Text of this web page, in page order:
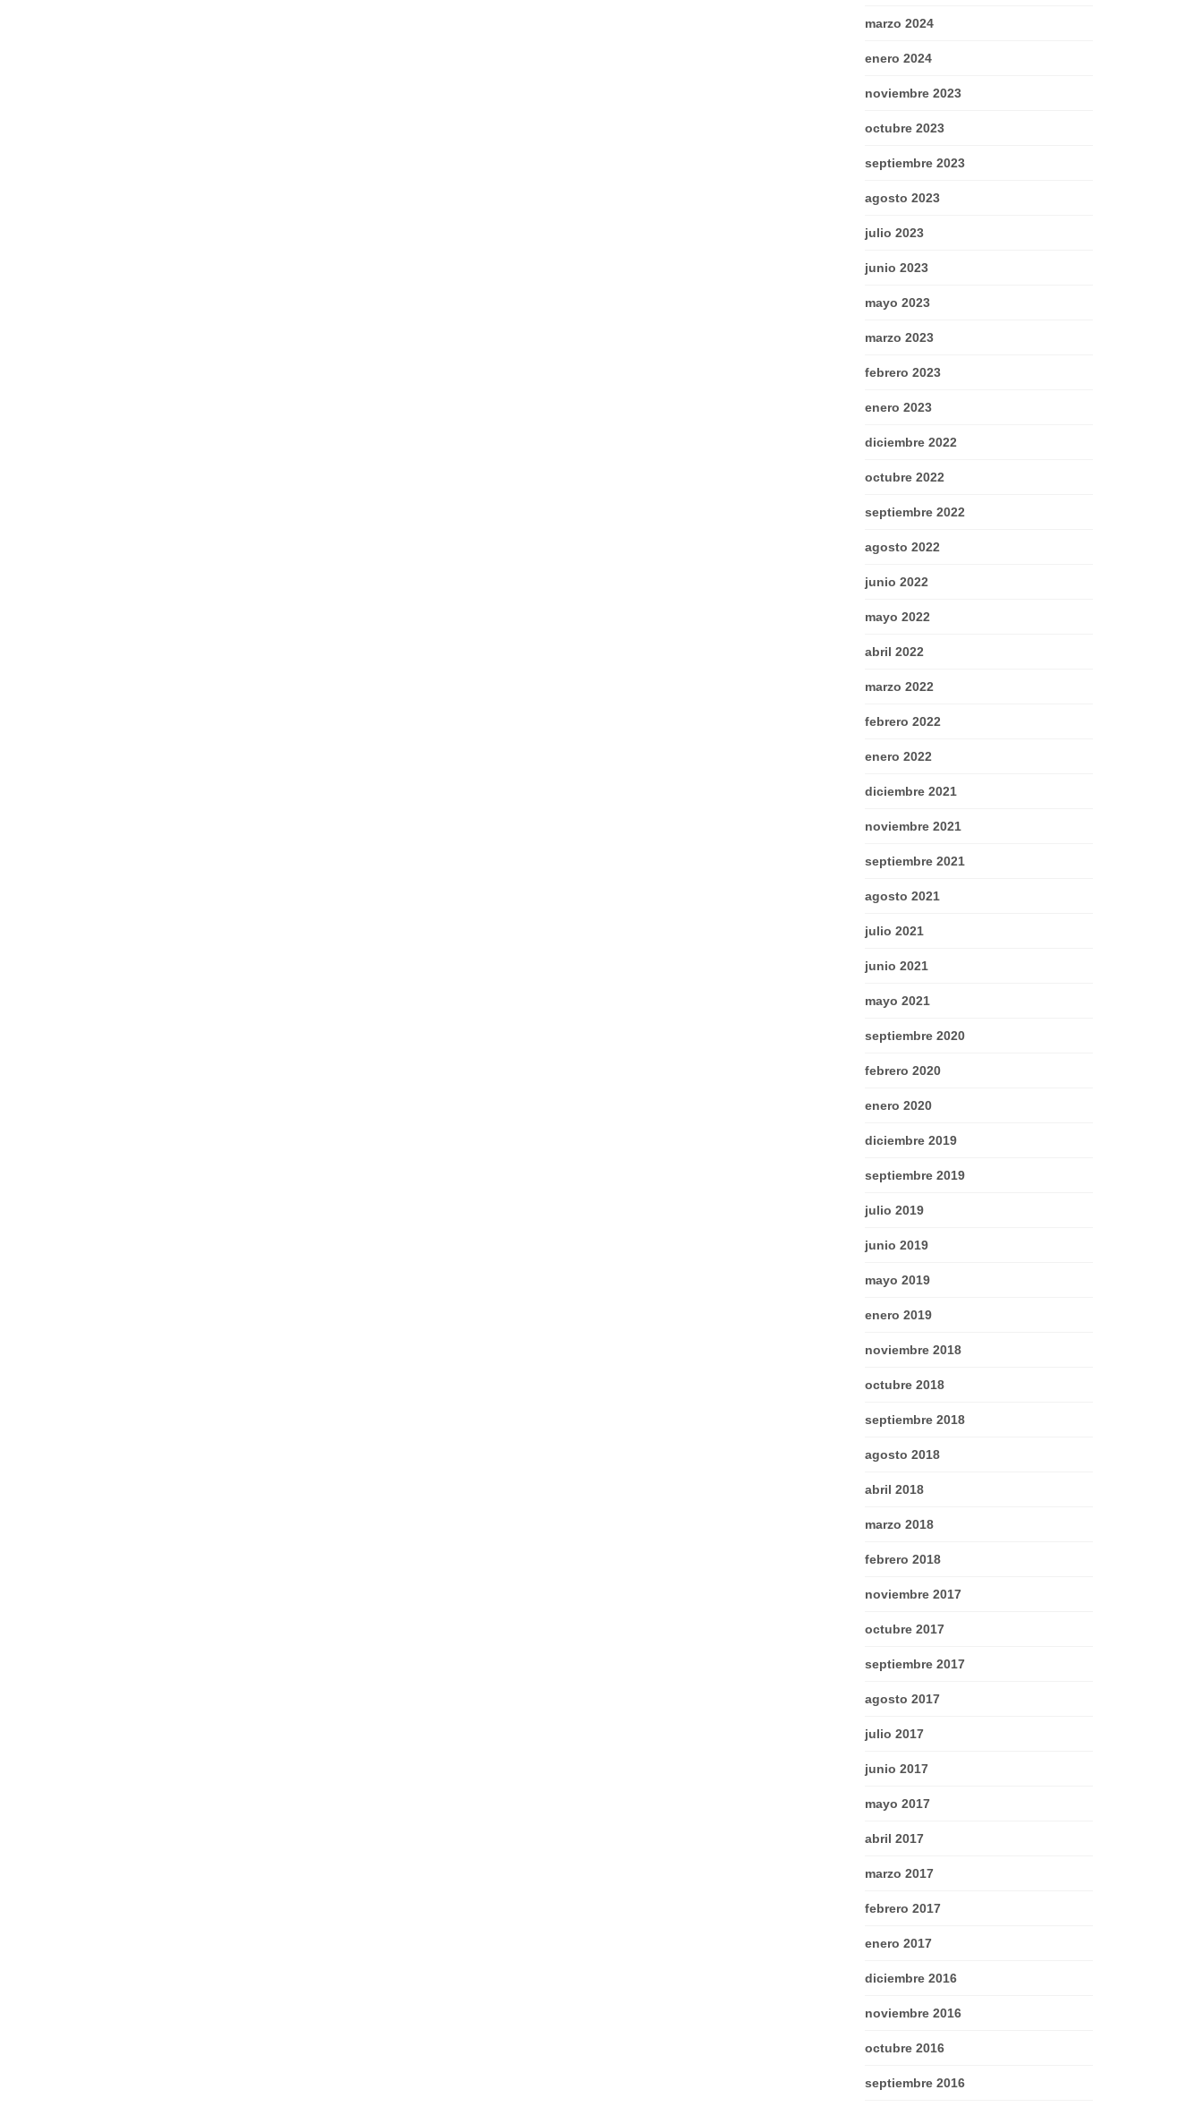
marzo 2024
enero 2024
noviembre 2023
octubre 2023
septiembre 2023
agosto 2023
julio 2023
junio 2023
mayo 2023
marzo 2023
febrero 2023
enero 2023
diciembre 2022
octubre 2022
septiembre 2022
agosto 2022
junio 2022
mayo 2022
abril 2022
marzo 2022
febrero 2022
enero 2022
diciembre 2021
noviembre 2021
septiembre 2021
agosto 2021
julio 2021
junio 2021
mayo 2021
septiembre 2020
febrero 2020
enero 2020
diciembre 2019
septiembre 2019
julio 2019
junio 2019
mayo 2019
enero 2019
noviembre 2018
octubre 2018
septiembre 2018
agosto 2018
abril 2018
marzo 2018
febrero 2018
noviembre 2017
octubre 2017
septiembre 2017
agosto 2017
julio 2017
junio 2017
mayo 2017
abril 2017
marzo 2017
febrero 2017
enero 2017
diciembre 2016
noviembre 2016
octubre 2016
septiembre 2016